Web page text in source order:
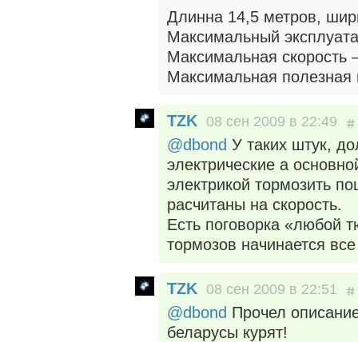
Длинна 14,5 метров,
Максимальный
Максимальная
Максимальная полезная
TZK 08 сен 2009 в 22:49
@dbond У таких штук,
электрические а
электрикой тормозить
расчитаны на скорость.
Есть поговорка «любой
тормозов начинается
TZK 08 сен 2009 в 22:51
@dbond Прочел
беларусы курят!